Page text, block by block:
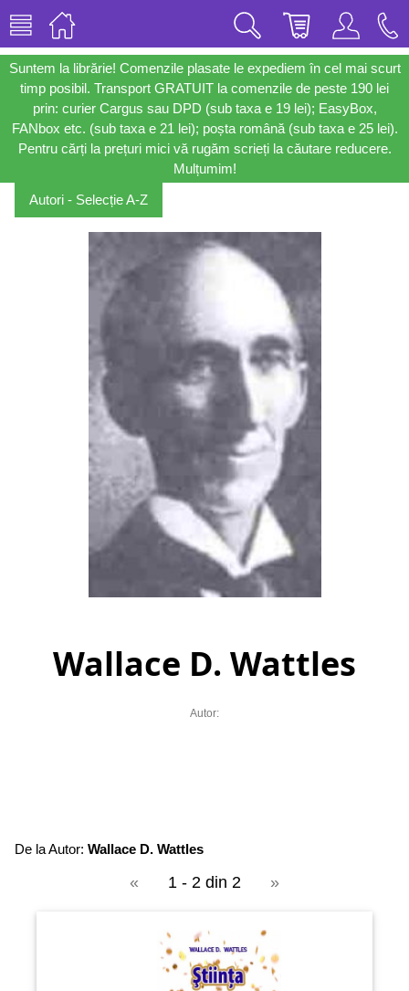
Suntem la librărie! Comenzile plasate le expediem în cel mai scurt
timp posibil. Transport GRATUIT la comenzile de peste 190 lei
prin: curier Cargus sau DPD (sub taxa e 19 lei); EasyBox,
FANbox etc. (sub taxa e 21 lei); poșta română (sub taxa e 25 lei).
Pentru cărți la prețuri mici vă rugăm scrieți la căutare reducere.
Mulțumim!
Autori - Selecție A-Z
Wallace D. Wattles
Autor:
De la Autor: Wallace D. Wattles
« 1 - 2 din 2 »